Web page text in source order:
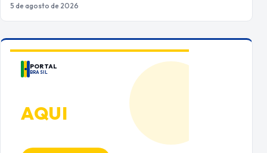
5 de agosto de 2026
PORTAL
BRASIL
AQUI